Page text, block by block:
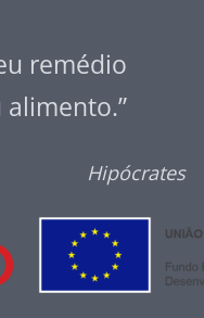
remédio
alimento.”
Hipócrates